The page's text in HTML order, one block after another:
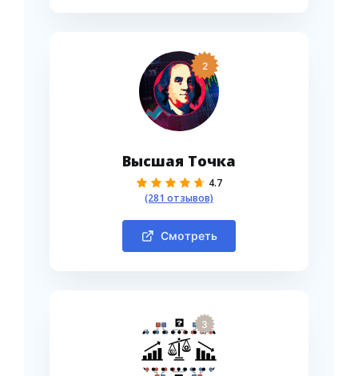
2
Высшая Точка
4.7
(281 отзывов)
Смотреть
3